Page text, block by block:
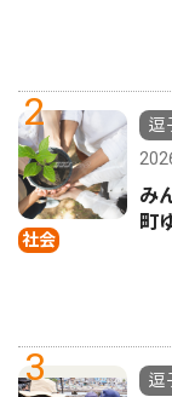
2
社会
逗
み
町
3
逗